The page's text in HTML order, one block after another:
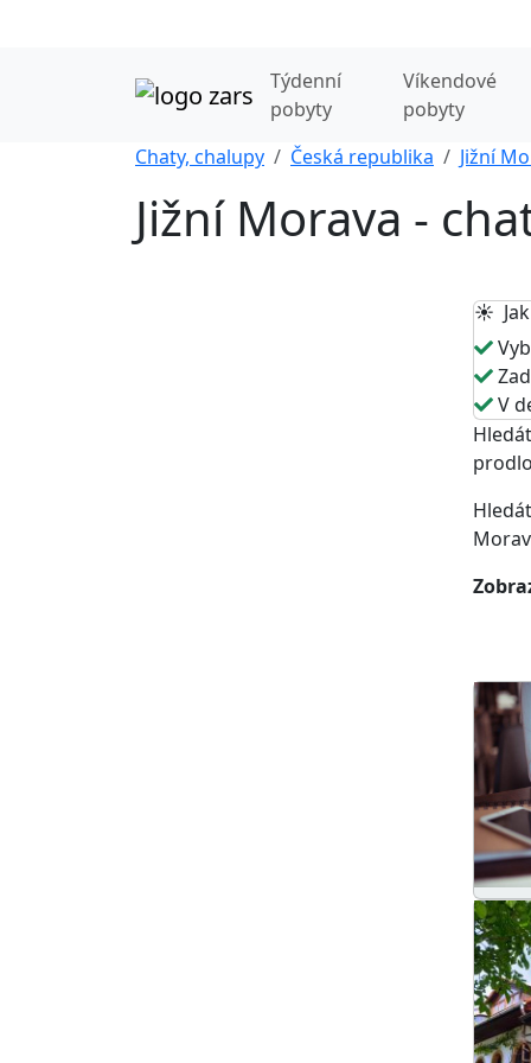
Týdenní
pobyty
Víkendové
pobyty
Chaty, chalupy
Česká republika Jižní
Jižní Morava -
☀️ Jak
V